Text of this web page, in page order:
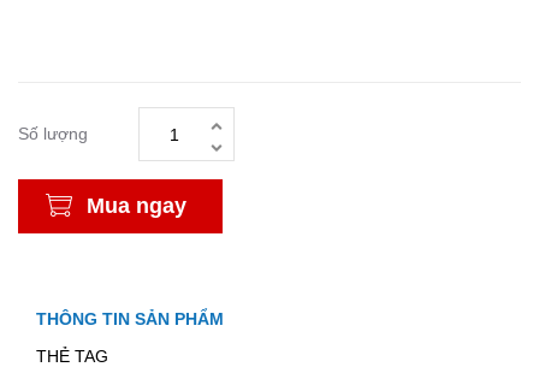
Số lượng
Mua ngay
THÔNG TIN SẢN PHẨM
THẺ TAG